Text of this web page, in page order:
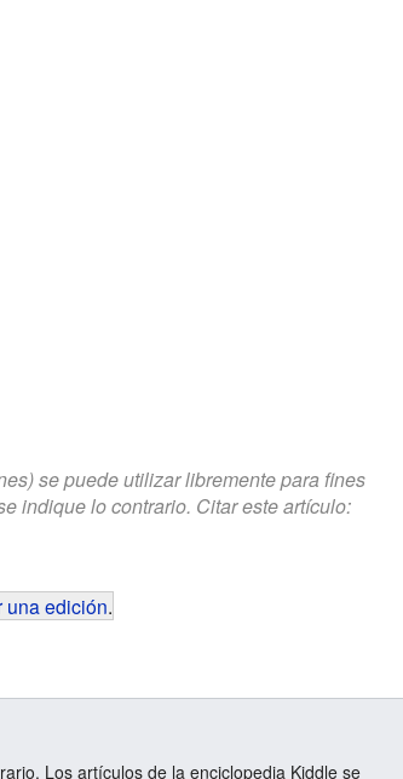
se puede utilizar libremente para fines
indique lo contrario. Citar este artículo:
una edición.
Los artículos de la enciclopedia Kiddle se